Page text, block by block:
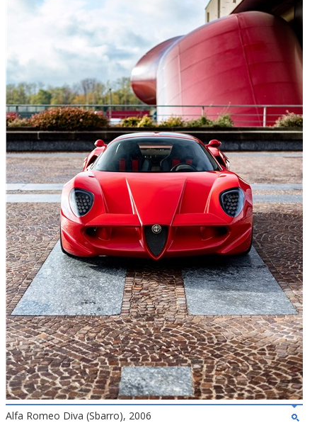
Alfa Romeo Diva (Sbarro), 2006